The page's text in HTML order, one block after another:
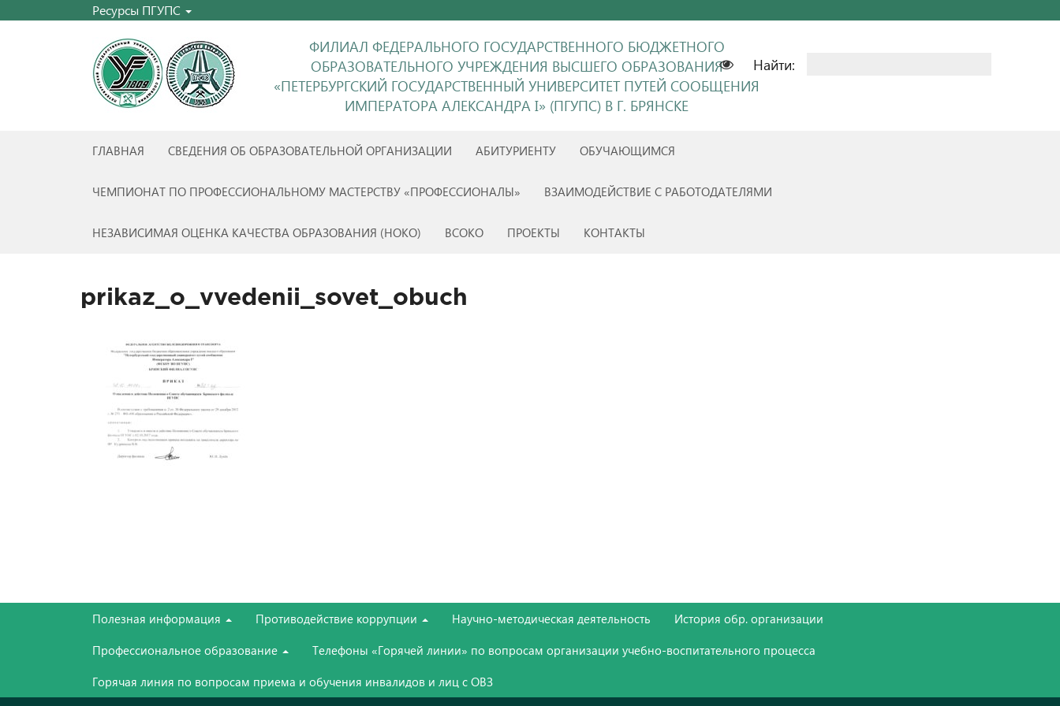
Ресурсы ПГУПС
ФИЛИАЛ ФЕДЕРАЛЬНОГО ГОСУДАРСТВЕННОГО БЮДЖЕТНОГО
ОБРАЗОВАТЕЛЬНОГО УЧРЕЖДЕНИЯ ВЫСШЕГО ОБРАЗОВАНИЯ
«ПЕТЕРБУРГСКИЙ ГОСУДАРСТВЕННЫЙ УНИВЕРСИТЕТ ПУТЕЙ СООБЩЕНИЯ
ИМПЕРАТОРА АЛЕКСАНДРА I» (ПГУПС) В Г. БРЯНСКЕ
Найти:
ГЛАВНАЯ СВЕДЕНИЯ ОБ ОБРАЗОВАТЕЛЬНОЙ ОРГАНИЗАЦИИ АБИТУРИЕНТУ ОБУЧАЮЩИМСЯ
ЧЕМПИОНАТ ПО ПРОФЕССИОНАЛЬНОМУ МАСТЕРСТВУ «ПРОФЕССИОНАЛЫ» ВЗАИМОДЕЙСТВИЕ С РАБОТОДАТЕЛЯМИ
НЕЗАВИСИМАЯ ОЦЕНКА КАЧЕСТВА ОБРАЗОВАНИЯ (НОКО) ВСОКО ПРОЕКТЫ КОНТАКТЫ
prikaz_o_vvedenii_sovet_obuch
Полезная информация Противодействие коррупции Научно-методическая деятельность
История обр. организации
Профессиональное образование
Телефоны «Горячей линии» по вопросам организации учебно-воспитательного процесса
Горячая линия по вопросам приема и обучения инвалидов и лиц с ОВЗ